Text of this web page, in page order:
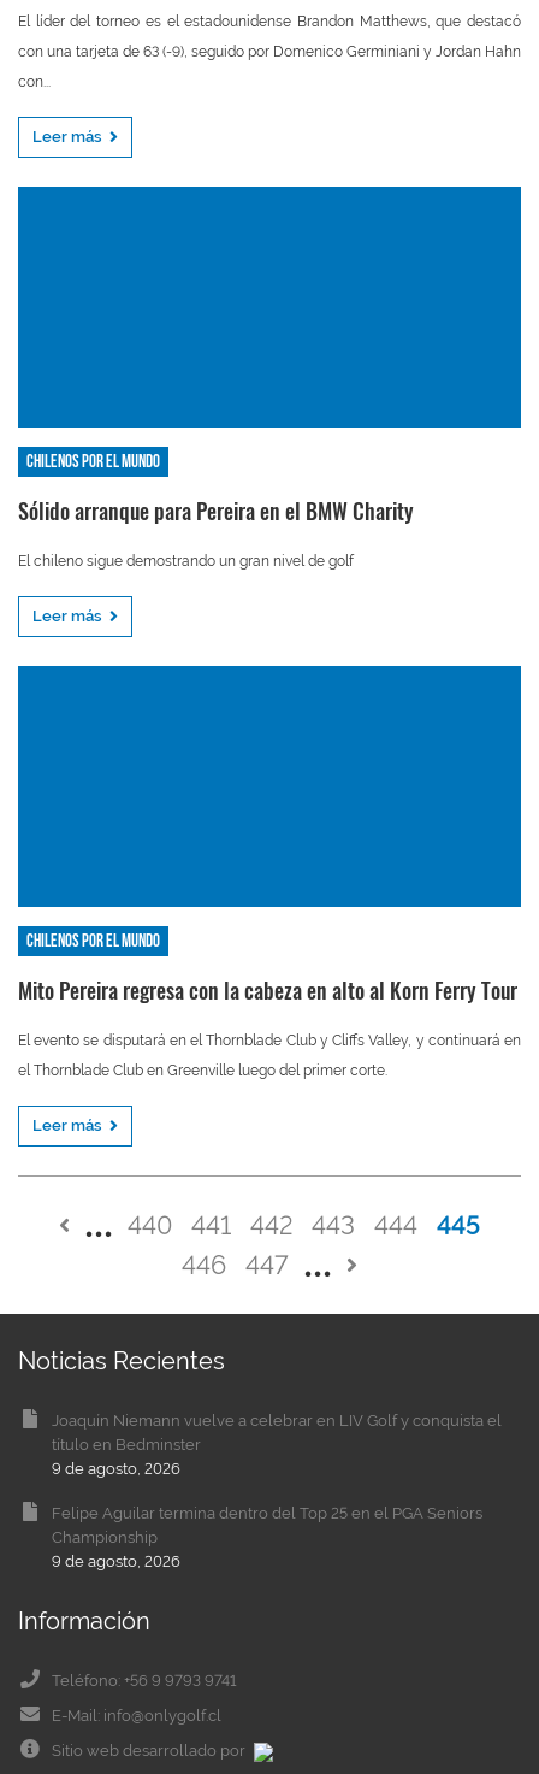
El líder del torneo es el estadounidense Brandon Matthews, que destacó
con una tarjeta de 63 (-9), seguido por Domenico Germiniani y Jordan Hahn
con...
Leer más
Chilenos por el mundo
Sólido arranque para Pereira en el BMW Charity
El chileno sigue demostrando un gran nivel de golf
Leer más
Chilenos por el mundo
Mito Pereira regresa con la cabeza en alto al Korn Ferry Tour
El evento se disputará en el Thornblade Club y Cliffs Valley, y continuará en
el Thornblade Club en Greenville luego del primer corte.
Leer más
440 441 442 443 444
445
446
447
Noticias Recientes
Joaquín Niemann vuelve a celebrar en LIV Golf y conquista el
título en Bedminster
9 de agosto, 2026
Felipe Aguilar termina dentro del Top 25 en el PGA Seniors
Championship
9 de agosto, 2026
Información
Teléfono: +56 9 9793 9741
E-Mail: info@onlygolf.cl
Sitio web desarrollado por